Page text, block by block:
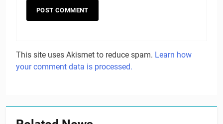
This site uses Akismet to reduce spam. Learn how
your comment data is processed.